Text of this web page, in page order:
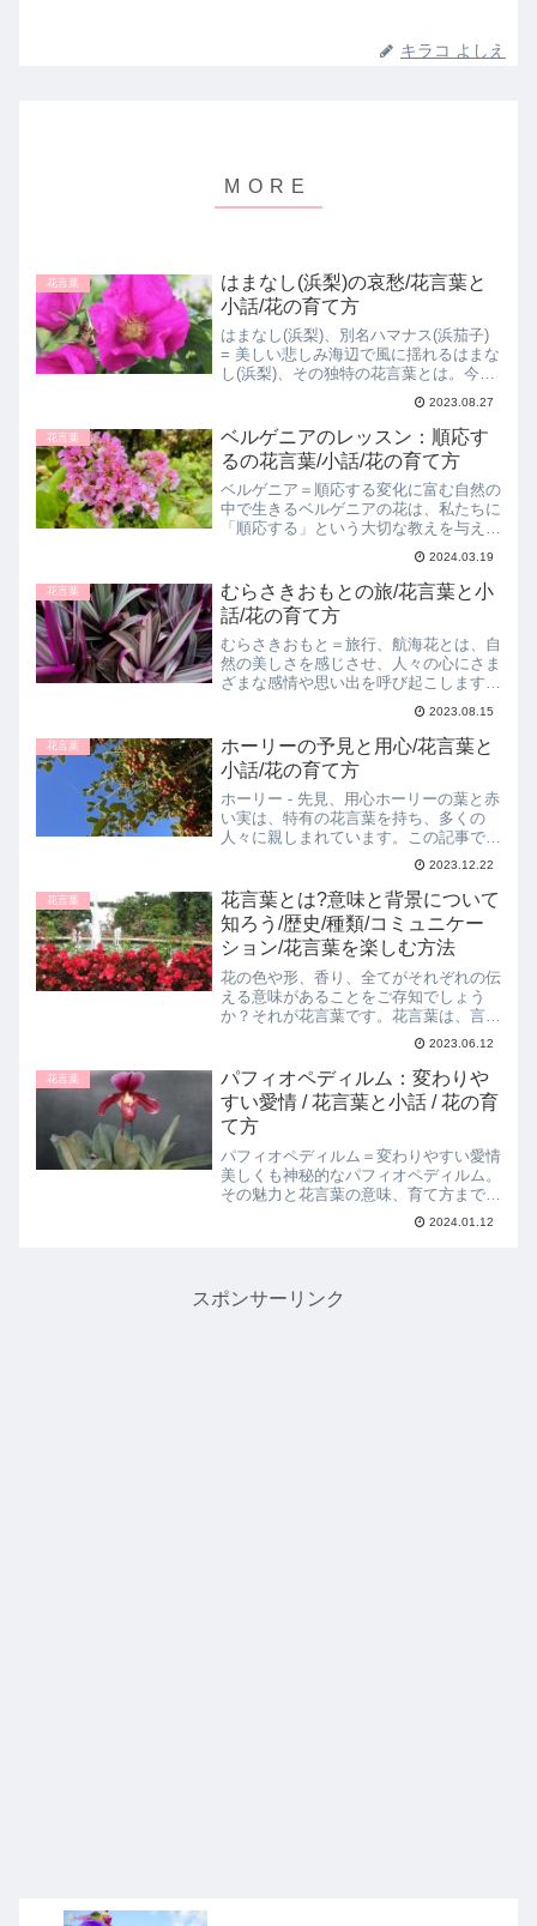
キラコ よしえ
花言葉
はまなし(浜梨)の哀愁/花言葉と
小話/花の育て方
はまなし(浜梨)、別名ハマナス(浜茄子)
= 美しい悲しみ海辺で風に揺れるはまな
し(浜梨)、その独特の花言葉とは。今回
は、ハマナスの背後に隠された「美しい
悲しみ」に迫ります。別名ハマナス(浜
茄子)とも言われています。はまなし(浜
梨)の花言葉...
2023.08.27
花言葉
ベルゲニアのレッスン：順応す
るの花言葉/小話/花の育て方
ベルゲニア＝順応する変化に富む自然の
中で生きるベルゲニアの花は、私たちに
「順応する」という大切な教えを与えま
す。今回は、ベルゲニアの花言葉「順応
する」に込められた意味と、この花の魅
力を深掘りします。さらに、ベルゲニア
の育て方や、花言葉にイン...
2024.03.19
花言葉
むらさきおもとの旅/花言葉と小
話/花の育て方
むらさきおもと＝旅行、航海花とは、自
然の美しさを感じさせ、人々の心にさま
ざまな感情や思い出を呼び起こします。
そんな中、むらさきおもとという花が、
私たちに「旅行」と「航海」のイメージ
を与えてくれます。それでは、この特別
な花言葉を持つ花、むらさ...
2023.08.15
花言葉
ホーリーの予見と用心/花言葉と
小話/花の育て方
ホーリー - 先見、用心ホーリーの葉と赤
い実は、特有の花言葉を持ち、多くの
人々に親しまれています。この記事で
は、ホーリーの花言葉「先見、用心」の
意味や由来、さらにはその育て方につい
て掘り下げてご紹介します。ホーリーの
花言葉とその由来ホーリー...
2023.12.22
花言葉
花言葉とは?意味と背景について
知ろう/歴史/種類/コミュニケー
ション/花言葉を楽しむ方法
花の色や形、香り、全てがそれぞれの伝
える意味があることをご存知でしょう
か？それが花言葉です。花言葉は、言葉
を使わずに、花の持つ意味を通してコミ
ュニケーションを取ることができます。
花言葉は、花の品種によって様々な意味
を持ちます。同じ花でも、色...
2023.06.12
花言葉
パフィオペディルム：変わりや
すい愛情 / 花言葉と小話 / 花の育
て方
パフィオペディルム＝変わりやすい愛情
美しくも神秘的なパフィオペディルム。
その魅力と花言葉の意味、育て方まで詳
しくご紹介します。パフィオペディルム
とは？パフィオペディルムは、ラン科に
2024.01.12
スポンサーリンク